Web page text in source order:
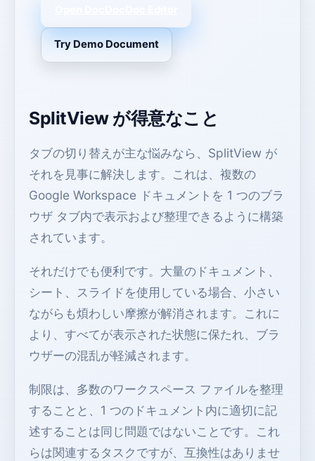
Try Demo Document
SplitView が得意なこと
タブの切り替えが主な悩みなら、SplitView が
それを見事に解決します。これは、複数の
Google Workspace ドキュメントを 1 つのブラ
ウザ タブ内で表示および整理できるように構築
されています。
それだけでも便利です。大量のドキュメント、
シート、スライドを使用している場合、小さい
ながらも煩わしい摩擦が解消されます。これに
より、すべてが表示された状態に保たれ、ブラ
ウザーの混乱が軽減されます。
制限は、多数のワークスペース ファイルを整理
することと、1 つのドキュメント内に適切に記
述することは同じ問題ではないことです。これ
らは関連するタスクですが、互換性はありませ